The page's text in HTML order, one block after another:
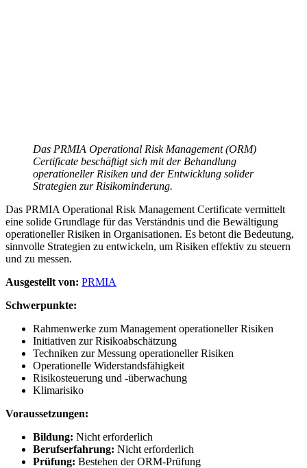
Das PRMIA Operational Risk Management (ORM)
Certificate beschäftigt sich mit der Behandlung
operationeller Risiken und der Entwicklung solider
Strategien zur Risikominderung.
Das PRMIA Operational Risk Management Certificate vermittelt
eine solide Grundlage für das Verständnis und die Bewältigung
operationeller Risiken in Organisationen. Es betont die Bedeutung,
sinnvolle Strategien zu entwickeln, um Risiken effektiv zu steuern
und zu messen.
Ausgestellt von: PRMIA
Schwerpunkte:
Rahmenwerke zum Management operationeller Risiken
Initiativen zur Risikoabschätzung
Techniken zur Messung operationeller Risiken
Operationelle Widerstandsfähigkeit
Risikosteuerung und -überwachung
Klimarisiko
Voraussetzungen:
Bildung: Nicht erforderlich
Berufserfahrung: Nicht erforderlich
Prüfung: Bestehen der ORM-Prüfung